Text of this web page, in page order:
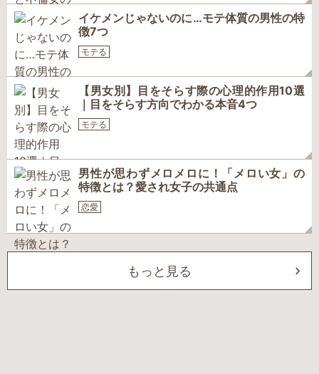
イケメンじゃないのに…モテ体質の男性の特
徴7つ
モテる
【男女別】目をそらす際の心理的作用10選
｜目をそらす方向でわかる本音4つ
モテる
男性が思わずメロメロに！「メロい女」の
特徴とは？愛され女子の共通点
恋愛
もっと見る